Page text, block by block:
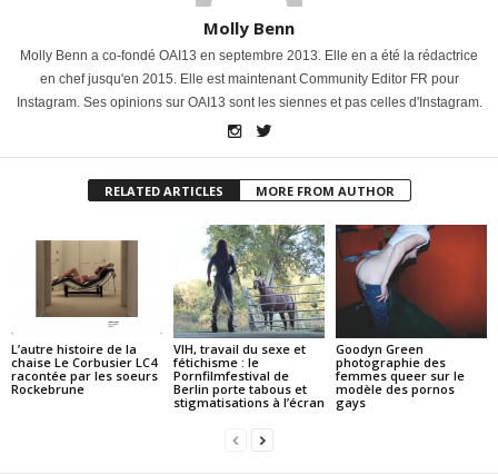
Molly Benn
Molly Benn a co-fondé OAI13 en septembre 2013. Elle en a été la rédactrice
en chef jusqu'en 2015. Elle est maintenant Community Editor FR pour
Instagram. Ses opinions sur OAI13 sont les siennes et pas celles d'Instagram.
RELATED ARTICLES MORE FROM AUTHOR
L’autre histoire de la
chaise Le Corbusier LC4
racontée par les soeurs
Rockebrune
VIH, travail du sexe et
fétichisme : le
Pornfilmfestival de
Berlin porte tabous et
stigmatisations à l’écran
Goodyn Green
photographie des
femmes queer sur le
modèle des pornos
gays